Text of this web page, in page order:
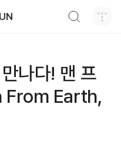
나다! 맨 프
From Earth,